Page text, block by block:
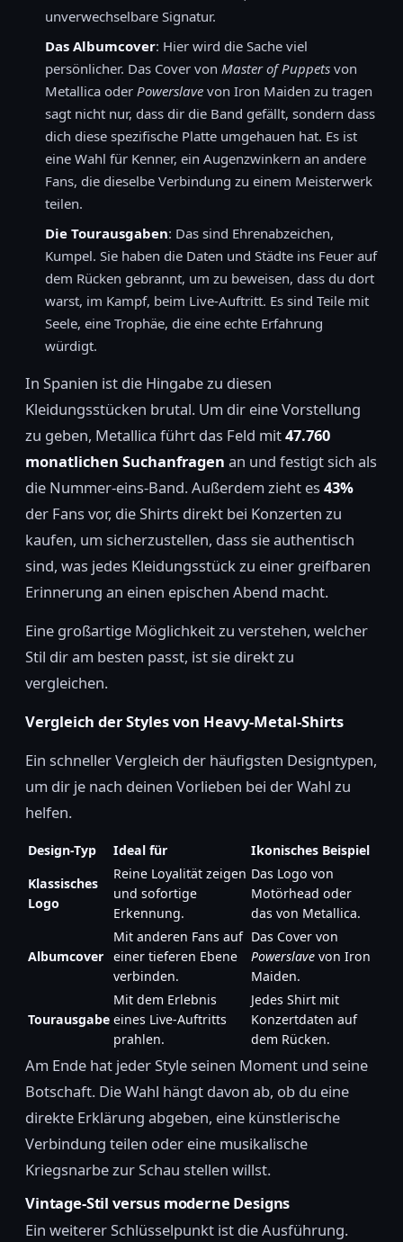
unverwechselbare Signatur.
Das Albumcover: Hier wird die Sache viel
persönlicher. Das Cover von Master of Puppets von
Metallica oder Powerslave von Iron Maiden zu tragen
sagt nicht nur, dass dir die Band gefällt, sondern dass
dich diese spezifische Platte umgehauen hat. Es ist
eine Wahl für Kenner, ein Augenzwinkern an andere
Fans, die dieselbe Verbindung zu einem Meisterwerk
teilen.
Die Tourausgaben: Das sind Ehrenabzeichen,
Kumpel. Sie haben die Daten und Städte ins Feuer auf
dem Rücken gebrannt, um zu beweisen, dass du dort
warst, im Kampf, beim Live-Auftritt. Es sind Teile mit
Seele, eine Trophäe, die eine echte Erfahrung
würdigt.
In Spanien ist die Hingabe zu diesen
Kleidungsstücken brutal. Um dir eine Vorstellung
zu geben, Metallica führt das Feld mit47.760
monatlichen Suchanfragen an und festigt sich als
die Nummer-eins-Band. Außerdem zieht es 43%
der Fans vor, die Shirts direkt bei Konzerten zu
kaufen, um sicherzustellen, dass sie authentisch
sind, was jedes Kleidungsstück zu einer greifbaren
Erinnerung an einen epischen Abend macht.
Eine großartige Möglichkeit zu verstehen, welcher
Stil dir am besten passt, ist sie direkt zu
vergleichen.
Vergleich der Styles von Heavy-Metal-Shirts
Ein schneller Vergleich der häufigsten Designtypen,
um dir je nach deinen Vorlieben bei der Wahl zu
helfen.
Design-Typ Ideal für
Ikonisches Beispiel
Klassisches
Logo
Reine Loyalität zeigen
und sofortige
Erkennung.
Das Logo von
Motörhead oder
das von Metallica.
Albumcover
Mit anderen Fans auf
einer tieferen Ebene
verbinden.
Das Cover von
Powerslave von Iron
Maiden.
Tourausgabe
Mit dem Erlebnis
eines Live-Auftritts
prahlen.
Jedes Shirt mit
Konzertdaten auf
dem Rücken.
Am Ende hat jeder Style seinen Moment und seine
Botschaft. Die Wahl hängt davon ab, ob du eine
direkte Erklärung abgeben, eine künstlerische
Verbindung teilen oder eine musikalische
Kriegsnarbe zur Schau stellen willst.
Vintage-Stil versus moderne Designs
Ein weiterer Schlüsselpunkt ist die Ausführung.